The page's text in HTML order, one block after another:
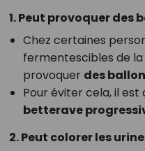
1. Peut provoquer des
Chez certaines
fermentescibles de
provoquer des
Pour éviter cela, il est
betterave
2. Peut colorer les